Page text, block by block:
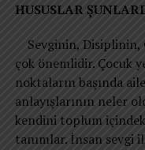
HUSUSLAR
Sevginin, Disiplinin,
çok önemlidir. Çocuk
noktaların başında
anlayışlarının neler
kendini toplum
tanımlar. İnsan sevgi